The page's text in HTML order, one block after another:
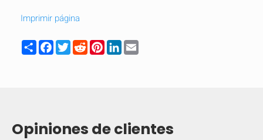
Imprimir página
ShareFacebook
TwitterRedditPinterest
LinkedIn
Opiniones de clientes